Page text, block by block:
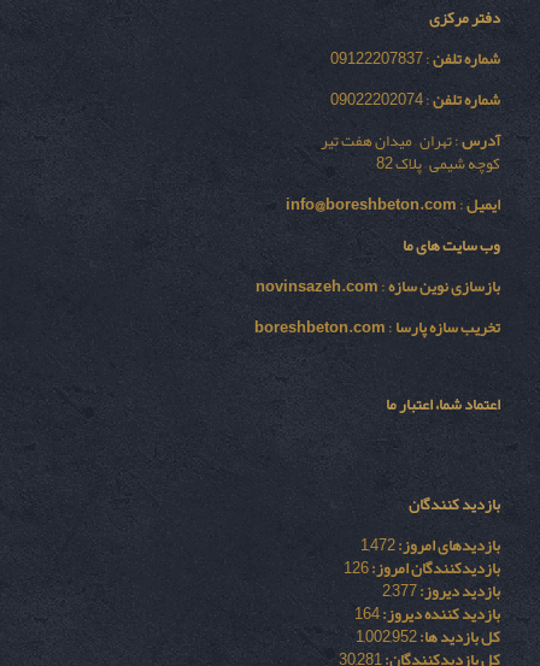
دفتر مرکزی
شماره تلفن: 09122207837
شماره تلفن: 09022202074
آدرس: تهران – میدان هفت تیر
کوچه شیمی – پلاک 82
ایمیل:
info@boreshbeton.com
وب سایت های ما
بازسازی نوين سازه:
novinsazeh.com
تخریب سازه پارسا:
boreshbeton.com
اعتماد شما، اعتبار ما
بازدید کنندگان
بازدیدهای امروز:1,472
بازدیدکنندگان امروز:126
بازدید دیروز:2,377
بازدید کننده دیروز:164
کل بازدید ها:1,002,952
کل بازدیدکنند‌گان:30,281